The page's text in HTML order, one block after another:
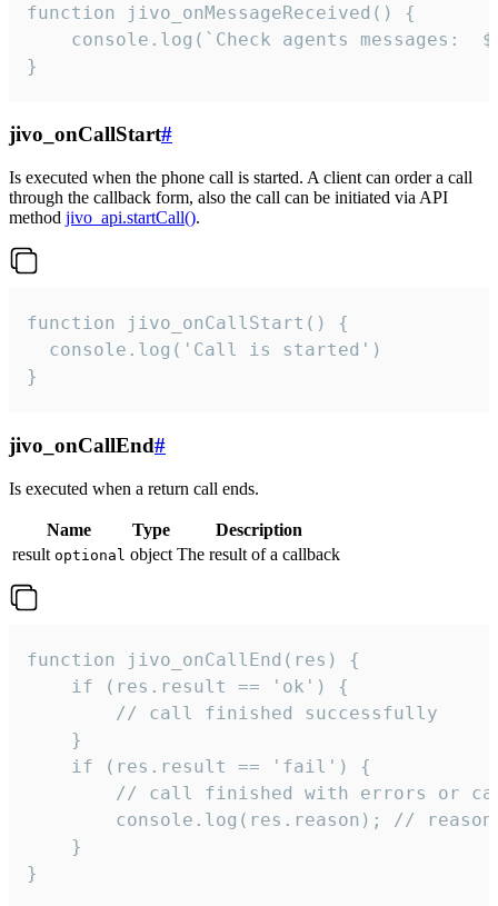
function jivo_onMessageReceived() {
}
jivo_onCallStart#
Is executed when the phone call is started. A client can order a call
through the callback form, also the call can be initiated via API
method jivo_api.startCall().
function jivo_onCallStart() {
  console.log('Call is started')
}
jivo_onCallEnd#
Is executed when a return call ends.
Name Type
Description
result optional object The result of a callback
function jivo_onCallEnd(res) {
    if (res.result == 'ok') {
        // call finished successfully
    }
    if (res.result == 'fail') {
// call finished with errors or
console.log(res.reason); //
    }
}